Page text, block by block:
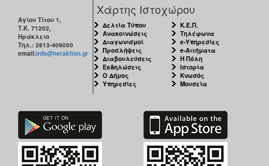
Αγίου Τίτου 1,
Τ.Κ. 71202,
Ηράκλειο
Τηλ.: 2813-409000
email:info@heraklion.gr
Χάρτης Ιστοχώρου
Δελτία Τύπου
Ανακοινώσεις
Διαγωνισμοί
Προσλήψεις
Διαβουλεύσεις
Εκδηλώσεις
Ο Δήμος
Υπηρεσίες
Κ.Ε.Π.
Τηλέφωνα
e-Υπηρεσίες
e-Αιτήματα
Η Πόλη
Ιστορία
Κνωσός
Μουσεία